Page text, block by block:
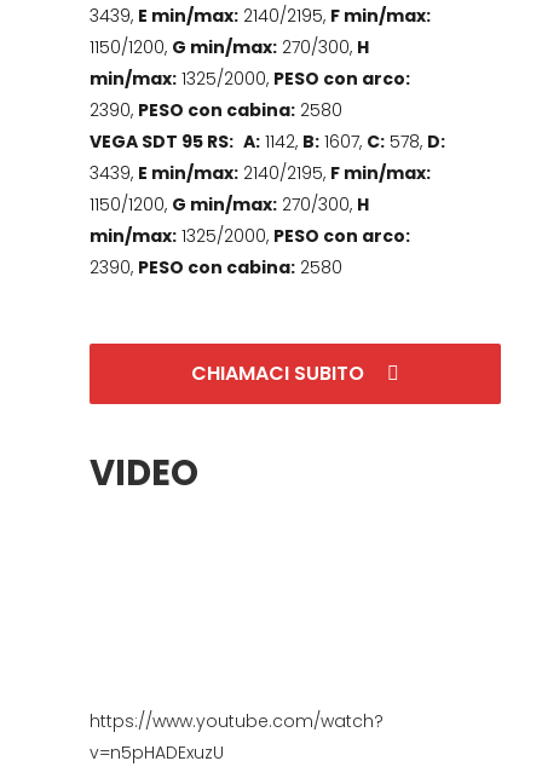
3439, E min/max: 2140/2195, F min/max:
1150/1200, G min/max: 270/300, H
min/max: 1325/2000, PESO con arco:
2390, PESO con cabina: 2580
VEGA SDT 95 RS: A: 1142, B: 1607, C: 578, D:
3439, E min/max: 2140/2195, F min/max:
1150/1200, G min/max: 270/300, H
min/max: 1325/2000, PESO con arco:
2390, PESO con cabina: 2580
CHIAMACI SUBITO
VIDEO
https://www.youtube.com/watch?
v=n5pHADExuzU